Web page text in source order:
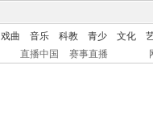
戏曲 音乐 科教 青少 文化
直播中国 赛事直播